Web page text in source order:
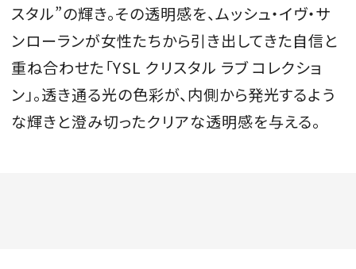
スタル”の輝き。その透明感を、ムッシュ・イヴ・サ
ンローランが女性たちから引き出してきた自信と
重ね合わせた「YSL クリスタル ラブ コレクショ
ン」。透き通る光の色彩が、内側から発光するよう
な輝きと澄み切ったクリアな透明感を与える。